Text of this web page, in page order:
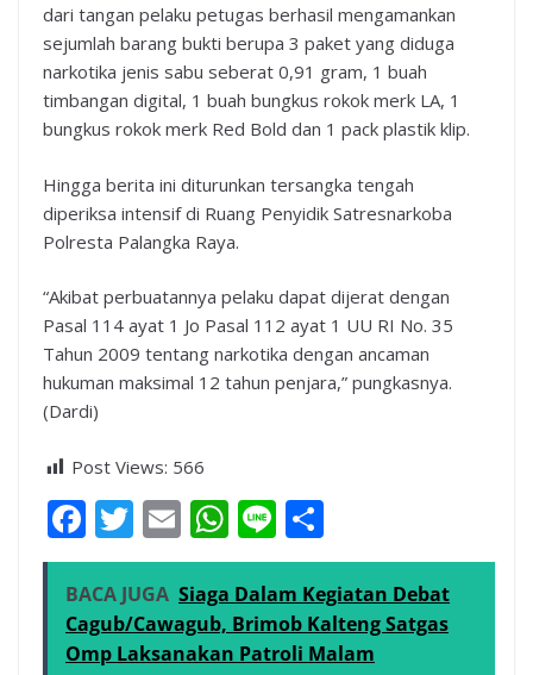
dari tangan pelaku petugas berhasil mengamankan
sejumlah barang bukti berupa 3 paket yang diduga
narkotika jenis sabu seberat 0,91 gram, 1 buah
timbangan digital, 1 buah bungkus rokok merk LA, 1
bungkus rokok merk Red Bold dan 1 pack plastik klip.
Hingga berita ini diturunkan tersangka tengah
diperiksa intensif di Ruang Penyidik Satresnarkoba
Polresta Palangka Raya.
“Akibat perbuatannya pelaku dapat dijerat dengan
Pasal 114 ayat 1 Jo Pasal 112 ayat 1 UU RI No. 35
Tahun 2009 tentang narkotika dengan ancaman
hukuman maksimal 12 tahun penjara,” pungkasnya.
(Dardi)
Post Views: 566
F
ac
e
b
T
w
itt
er
E
m
ai
l
W
h
at
s
Li
n
e
h
ar
e
BACA JUGA Siaga Dalam Kegiatan Debat
Cagub/Cawagub, Brimob Kalteng Satgas
Omp Laksanakan Patroli Malam